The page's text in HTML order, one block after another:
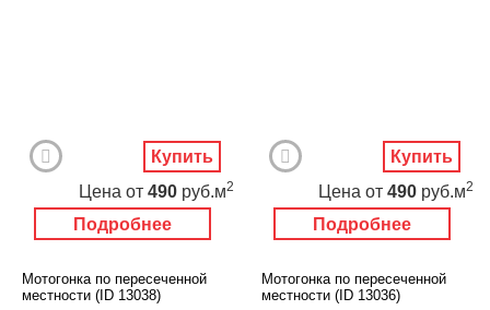
Подробнее
Цена от 490 руб.м2
Купить
Подробнее
Цена от 490 руб.м2
Купить
Мотогонка по пересеченной
местности (ID 13038)
Мотогонка по пересеченной
местности (ID 13036)